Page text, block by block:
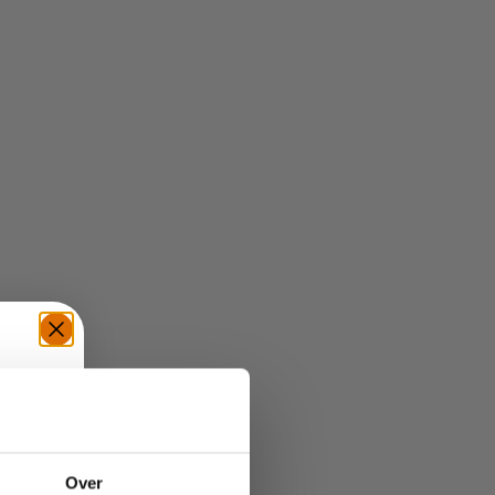
Over